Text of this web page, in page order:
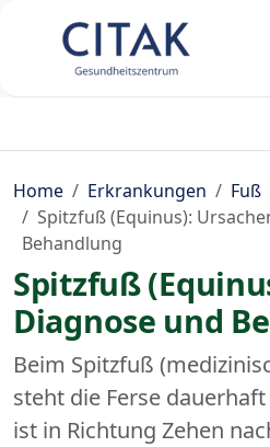
Home Erkrankungen Fuß
Spitzfuß (Equinus):
Behandlung
Spitzfuß
Diagnose und
Beim Spitzfuß
steht die Ferse
ist in Richtung Zehen